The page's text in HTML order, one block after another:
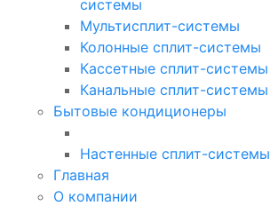
системы
Мультисплит-системы
Колонные сплит-системы
Кассетные сплит-системы
Канальные сплит-системы
Бытовые кондиционеры
Настенные сплит-системы
Главная
О компании